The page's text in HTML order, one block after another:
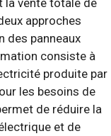
approches
des panneaux
consiste à
produite par
les besoins de
de réduire la
et de